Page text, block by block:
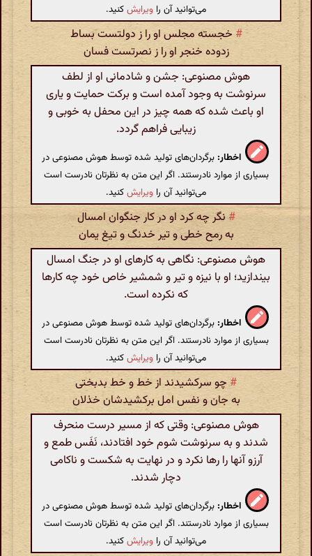
می‌توانید آن را ویرایشکنید.
# خجسته مجلس او را ز دولتست بساط
زدوده خنجر او را ز نصرتست فسان
هوش مصنوعی: جشن و شادمانی او از لطف
سرنوشت به وجود آمده است و برکت حمایت و یاری
او باعث شده که همه چیز در این محفل به خوبی و
زیبایی فراهم گردد.
اخطار: برگردان‌های تولید شده توسط هوش مصنوعی در
بسیاری از موارد نادرستند. اگر این متن به نظرتان نادرست است
می‌توانید آن را ویرایشکنید.
#نگر چه کرد او در کار جنگوان امسال
به رمح خطی و تیر خدنگ و تیغ یمان
هوش مصنوعی: نگاهی به کارهای او در جنگ امسال
بیندازید؛ او با نیزه و تیر و شمشیر خاص خود چه کارها
که نکرده است.
اخطار: برگردان‌های تولید شده توسط هوش مصنوعی در
بسیاری از موارد نادرستند. اگر این متن به نظرتان نادرست است
می‌توانید آن را ویرایشکنید.
#چو سرکشیدند از خط و خط بدبختی
به جان و نفس امل برکشیدشان خذلان
هوش مصنوعی: وقتی که از مسیر درست منحرف
شدند و به سرنوشت شوم خود افتادند، نَفَس طمع و
آرزو آنها را رها نکرد و در نهایت به شکست و ناکامی
دچار شدند.
اخطار: برگردان‌های تولید شده توسط هوش مصنوعی در
بسیاری از موارد نادرستند. اگر این متن به نظرتان نادرست است
می‌توانید آن را ویرایشکنید.